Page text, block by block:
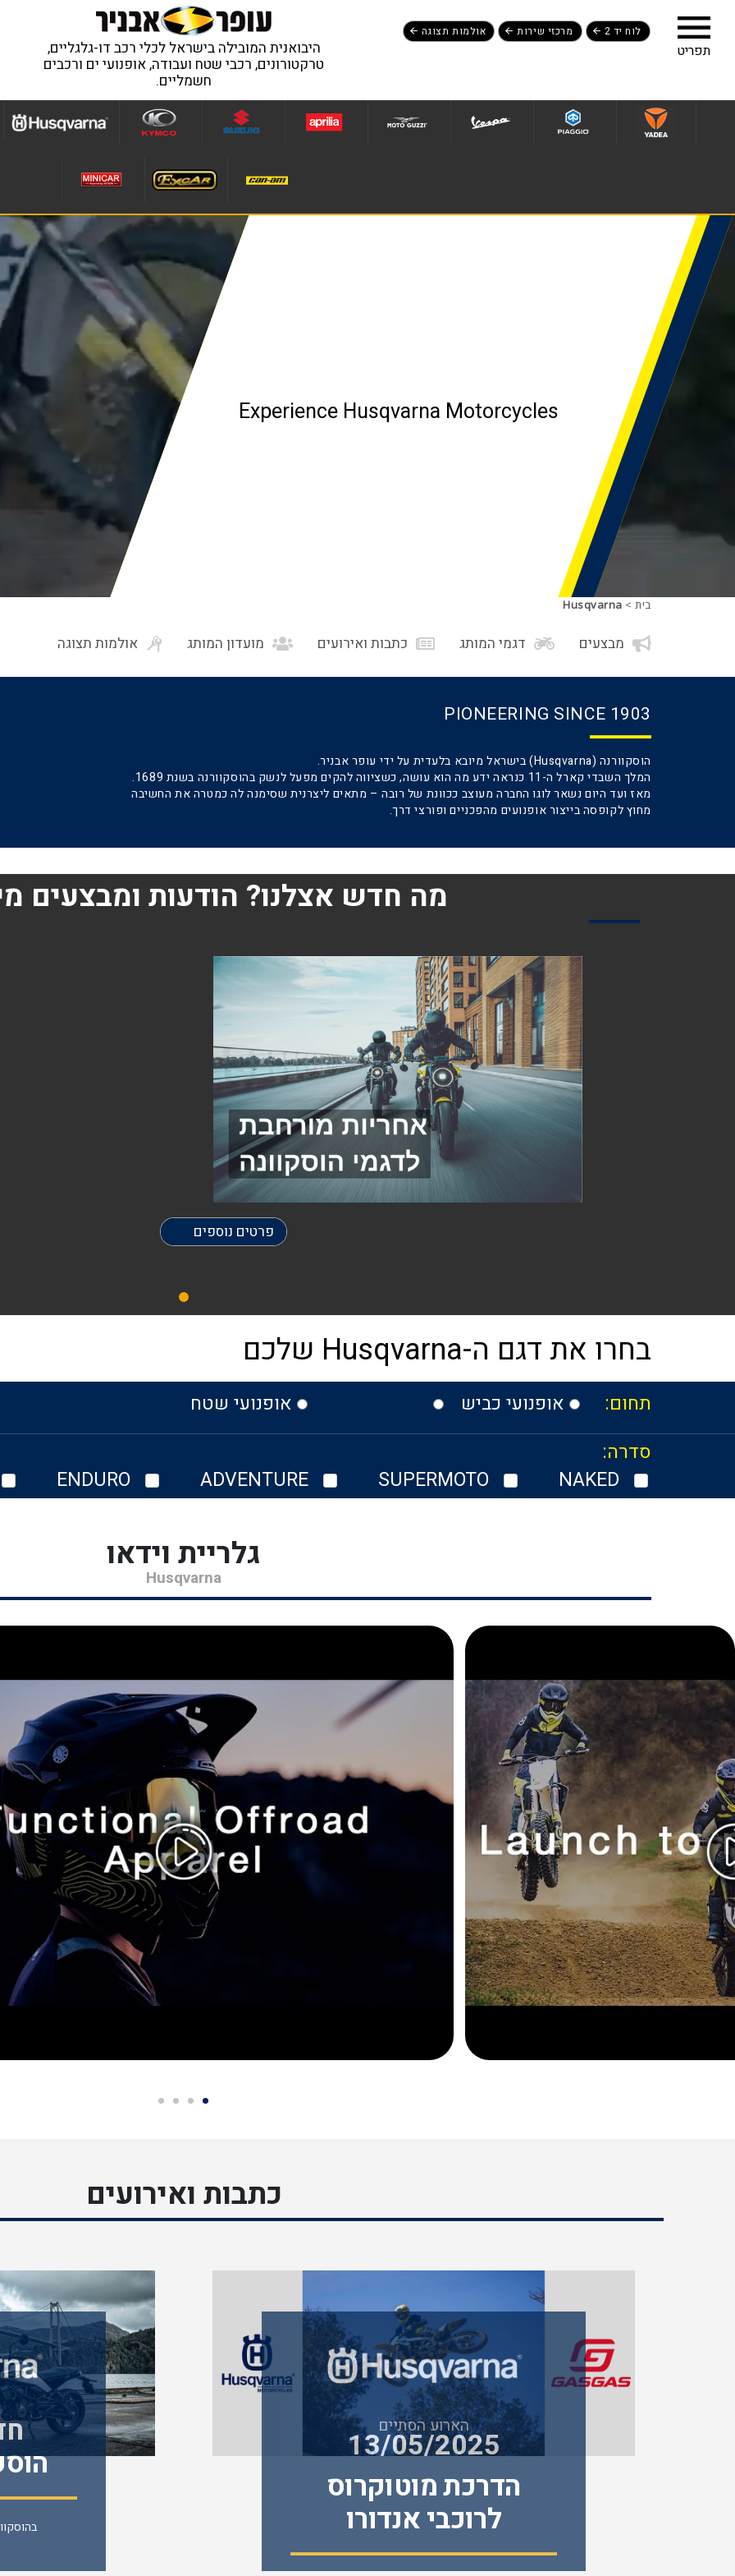
לוח יד 2 מרכזי שירות אולמות תצוגה
היבואנית המובילה בישראל לכלי רכב דו-גלגליים,
טרקטורונים, רכבי שטח ועבודה, אופנועי ים ורכבים
חשמליים.
דלג לתפריט תחתון
Experience Husqvarna Motorcycles
בית>
Husqvarna
מבצעים דגמי המותג כתבות ואירועים מועדון המותג אולמות תצוגה
PIONEERING SINCE 1903
הוסקוורנה (Husqvarna) בישראל מיובא בלעדית על ידי עופר אבניר.
המלך השבדי קארל ה-11 כנראה ידע מה הוא עושה, כשציווה להקים מפעל לנשק בהוסקוורנה בשנת 1689.
מאז ועד היום נשאר לוגו החברה מעוצב ככוונת של רובה – מתאים ליצרנית שסימנה לה כמטרה את החשיבה
מחוץ לקופסה בייצור אופנועים מהפכניים ופורצי דרך.
מה חדש אצלנו? הודעות ומבצעים
פרטים נוספים
בחרו את דגם ה-Husqvarna שלכם
תחום: אופנועי כביש
אופנועי שטח
סדרה:
NAKED
SUPERMOTO
ADVENTURE
ENDURO
גלריית וידאו
Husqvarna
כתבות ואירועים
הארוע הסתיים
13/05/2025
הדרכת מוטוקרוס
לרוכבי אנדורו